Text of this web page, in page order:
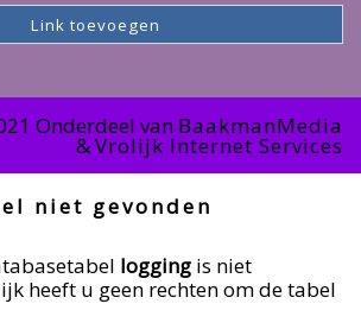
Link toevoegen
Onderdeel van BaakmanMedia
&Vrolijk Internet Services
niet gevonden
logging is niet
heeft u geen rechten om de tabel